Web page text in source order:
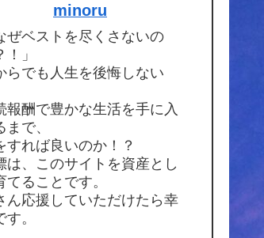
minoru
ぜベストを尽くさないの
！」
らでも人生を後悔しない
報酬で豊かな生活を手に入
まで、
すれば良いのか！？
は、このサイトを資産とし
てることです。
ん応援していただけたら幸
す。